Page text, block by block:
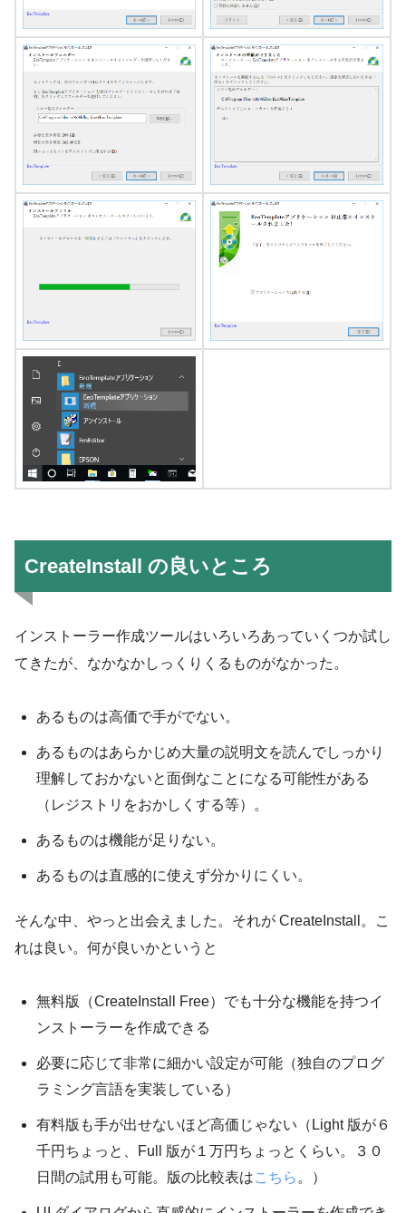
CreateInstall の良いところ
インストーラー作成ツールはいろいろあっていくつか試し
てきたが、なかなかしっくりくるものがなかった。
あるものは高価で手がでない。
あるものはあらかじめ大量の説明文を読んでしっかり
理解しておかないと面倒なことになる可能性がある
（レジストリをおかしくする等）。
あるものは機能が足りない。
あるものは直感的に使えず分かりにくい。
そんな中、やっと出会えました。それが CreateInstall。こ
れは良い。何が良いかというと
無料版（CreateInstall Free）でも十分な機能を持つイ
ンストーラーを作成できる
必要に応じて非常に細かい設定が可能（独自のプログ
ラミング言語を実装している）
有料版も手が出せないほど高価じゃない（Light 版が６
千円ちょっと、Full 版が１万円ちょっとくらい。３０
日間の試用も可能。版の比較表はこちら 。）